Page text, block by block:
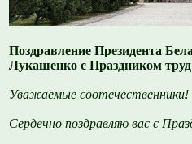
Поздравление Президента
Лукашенко с Праздником труд
Уважаемые соотечественники!
Сердечно поздравляю вас с